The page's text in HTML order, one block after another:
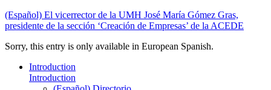
(Español) El vicerrector de la UMH José María Gómez Gras,
presidente de la sección ‘Creación de Empresas’ de la ACEDE
Sorry, this entry is only available in European Spanish.
Introduction
Introduction